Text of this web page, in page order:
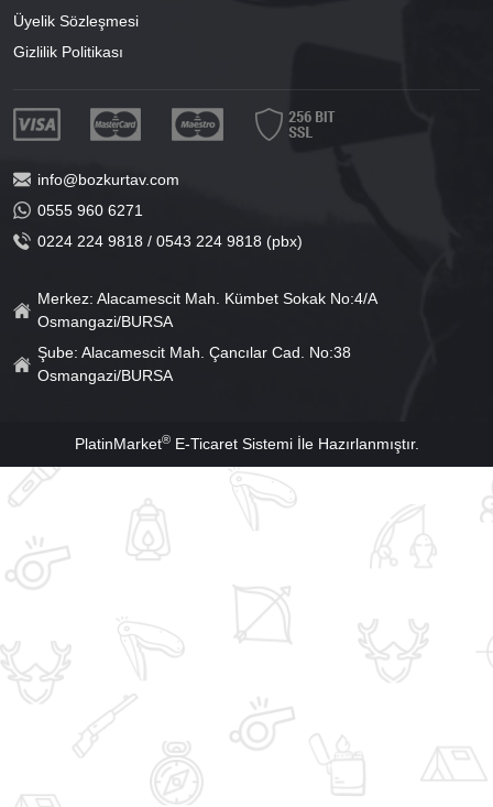
Üyelik Sözleşmesi
Gizlilik Politikası
info@bozkurtav.com
0555 960 6271
0224 224 9818 / 0543 224 9818 (pbx)
Merkez: Alacamescit Mah. Kümbet Sokak No:4/A
Osmangazi/BURSA
Şube: Alacamescit Mah. Çancılar Cad. No:38
Osmangazi/BURSA
PlatinMarket®E-Ticaret Sistemiİle Hazırlanmıştır.